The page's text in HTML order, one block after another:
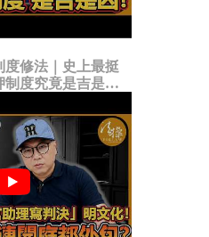
修法｜史上最挺
制度究竟是吉是